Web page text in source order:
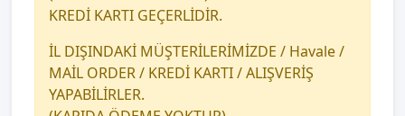
KREDİ KARTI GEÇERLİDİR.
İL DIŞINDAKİ MÜŞTERİLERİMİZDE / Havale /
MAİL ORDER / KREDİ KARTI / ALIŞVERİŞ
YAPABİLİRLER.